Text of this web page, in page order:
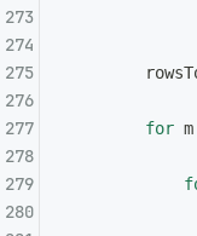
        for
m